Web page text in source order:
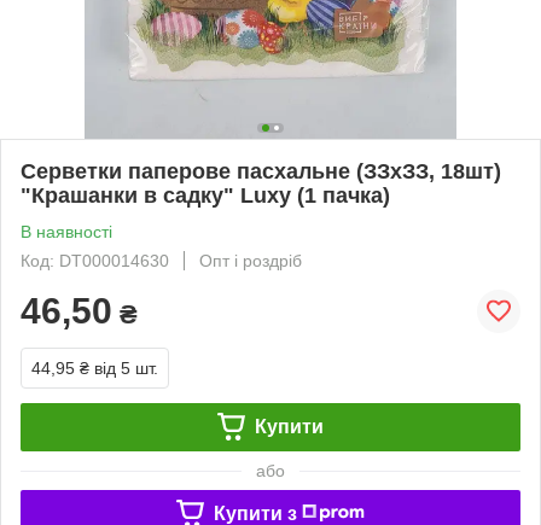
Серветки паперове пасхальне (ЗЗхЗЗ, 18шт)
"Крашанки в садку" Luxy (1 пачка)
В наявності
Код: DT000014630
Опт і роздріб
46,50 ₴
44,95 ₴ від 5 шт.
Купити
або
Купити з